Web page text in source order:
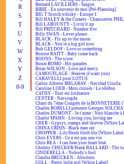
R
S
T
U
V
W
X
Y
Z
0-9
Bernard LAVILLIERS - Saïgon
BIBIE - En souvenir de moi [Pré-Planning]
BIG T Scotch whisky - Europe 1
Bill HALEY & the Comets - Chaussettes
Bill LABOUNTY - Livin'it up
Bill PRITCHARD - Number five
Billy SWAN - Lover please
BLACK - Fly up to the moon
BLACK - You're a big girl now
Bob GELDOF - Love or something
Bonnie RAITT - Baby come back
BOONS - The score
Boum BOMO - Hit-parades
Brian WILSON - Love and mercy
CAMOUFLAGE - Heaven (I want you)
CARAVELLI pour LOTUS
Carlos Alberto IRIGARAY - Navidad Criolla
Caroline LOEB - Mots croisés / Le téléfon
CATHY - Tout est littérature
CENTER - Navsiegda
Chant du 7ème Congrès de la BONNETERIE
Charles BORELLI présente Georges
Charles DUMONT - Je t'aime / Nuit blanche à
Charlie SPAHN - Loving you, loving me
CHER - Gypsys, tramps and thieves [White
CHINA CRISIS - Black man ray
CHOPPER - Lili/Heidi bleib blu [White Label]
Chris EVERS - Ce n'est pas une vie
Chris REA - I can hear your heart beat
Chubby CHECKER/Hank BALLARD - The
CINDERELLA - Nobody's fool
Claudia BRÜCKEN - Absolute
COLL - Pretty little girl [White Label]